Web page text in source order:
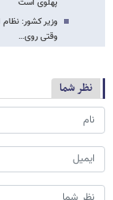
پهلوی است
وزیر کشور:
وقتی روی…
نظر شما